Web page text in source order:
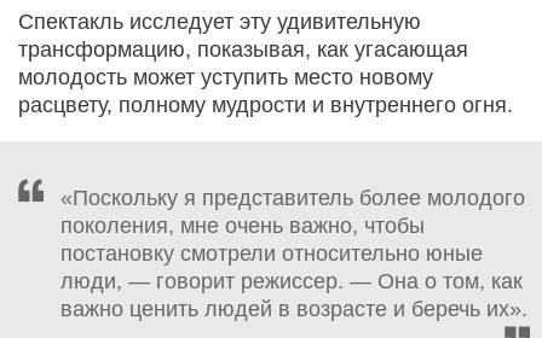
Спектакль исследует эту удивительную
трансформацию, показывая, как угасающая
молодость может уступить место новому
расцвету, полному мудрости и внутреннего огня.
«Поскольку я представитель более молодого
поколения, мне очень важно, чтобы
постановку смотрели относительно юные
люди, — говорит режиссер. — Она о том, как
важно ценить людей в возрасте и беречь их».